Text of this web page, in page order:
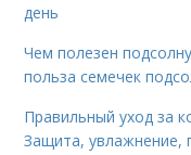
день
Чем полезен
польза семечек
Правильный уход за
Защита, увлажнение,